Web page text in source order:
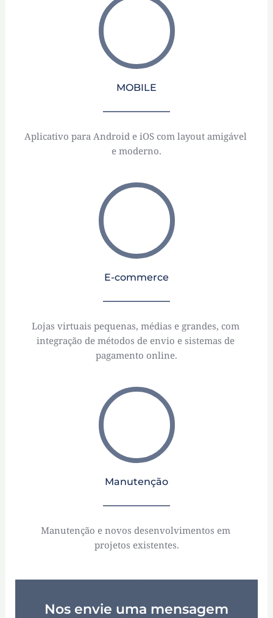
MOBILE
Aplicativo para Android e iOS com layout amigável
e moderno.
E-commerce
Lojas virtuais pequenas, médias e grandes, com
integração de métodos de envio e sistemas de
pagamento online.
Manutenção
Manutenção e novos desenvolvimentos em
projetos existentes.
Nos envie uma mensagem